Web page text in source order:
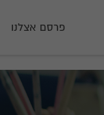
פרסם אצלנו